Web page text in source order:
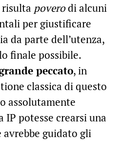
risulta poverodi alcuni
per giustificare
da parte dell’utenza,
finale possibile.
peccato, in
classica di questo
assolutamente
IP potesse crearsi una
guidato gli